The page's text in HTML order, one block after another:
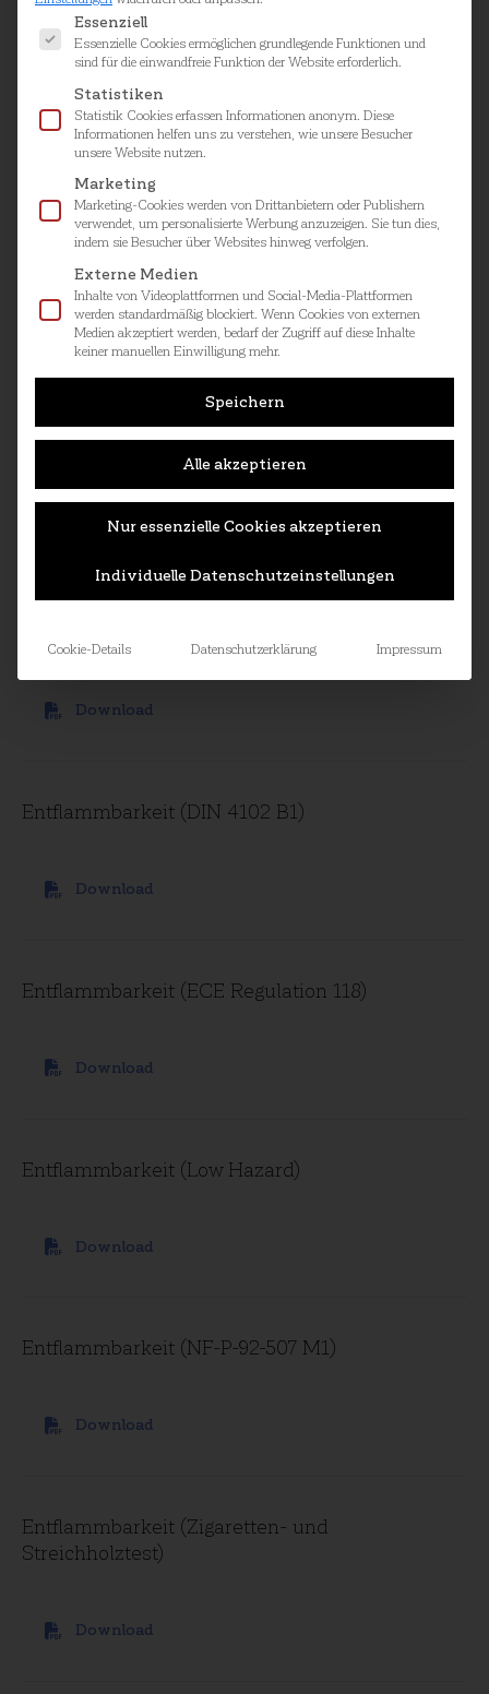
Entflammbarkeit (BS 476 Part 6)
Download
Entflammbarkeit (BS 476 Part 7)
Download
Entflammbarkeit (BS 5867 Part 2)
Download
Download
Entflammbarkeit (DIN 4102 B1)
Download
Entflammbarkeit (ECE Regulation 118)
Download
Entflammbarkeit (Low Hazard)
Download
Entflammbarkeit (NF-P-92-507 M1)
Download
Entflammbarkeit (Zigaretten- und
Streichholztest)
Download
Es folgt eine Liste der Service-Gruppen, für die
Essenziell
Essenzielle Cookies ermöglichen grundlegende Funktionen und
sind für die einwandfreie Funktion der Website erforderlich.
Statistiken
Statistik Cookies erfassen Informationen anonym. Diese
Informationen helfen uns zu verstehen, wie unsere Besucher
unsere Website nutzen.
Marketing
Marketing-Cookies werden von Drittanbietern oder Publishern
verwendet, um personalisierte Werbung anzuzeigen. Sie tun dies,
indem sie Besucher über Websites hinweg verfolgen.
Externe Medien
Inhalte von Videoplattformen und Social-Media-Plattformen
werden standardmäßig blockiert. Wenn Cookies von externen
Medien akzeptiert werden, bedarf der Zugriff auf diese Inhalte
keiner manuellen Einwilligung mehr.
Speichern
Alle akzeptieren
Nur essenzielle Cookies akzeptieren
Individuelle Datenschutzeinstellungen
Cookie-Details Datenschutzerklärung Impressum